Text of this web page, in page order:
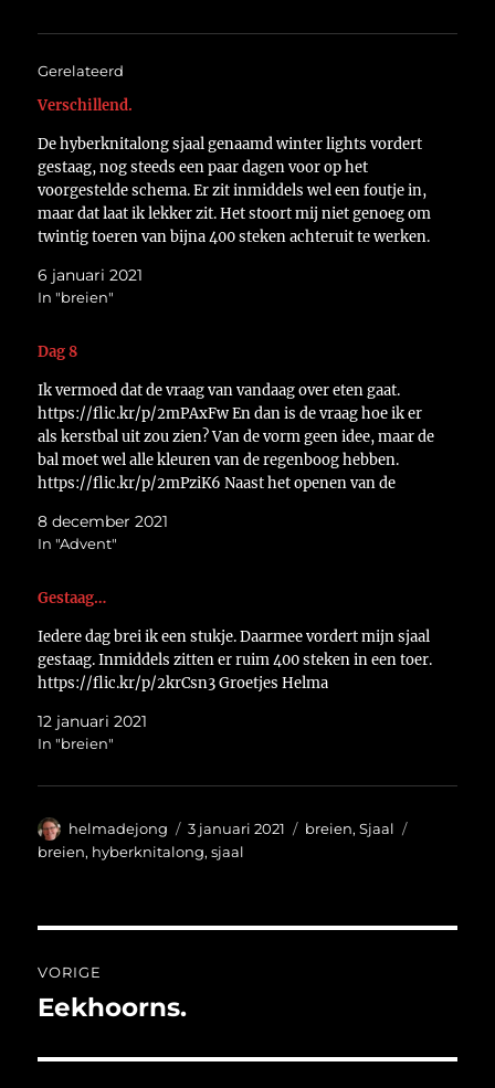
Gerelateerd
Verschillend.
De hyberknitalong sjaal genaamd winter lights vordert
gestaag, nog steeds een paar dagen voor op het
voorgestelde schema. Er zit inmiddels wel een foutje in,
maar dat laat ik lekker zit. Het stoort mij niet genoeg om
twintig toeren van bijna 400 steken achteruit te werken.
6 januari 2021
In "breien"
Dag 8
Ik vermoed dat de vraag van vandaag over eten gaat.
https://flic.kr/p/2mPAxFw En dan is de vraag hoe ik er
als kerstbal uit zou zien? Van de vorm geen idee, maar de
bal moet wel alle kleuren van de regenboog hebben.
https://flic.kr/p/2mPziK6 Naast het openen van de
8 december 2021
In "Advent"
Gestaag…
Iedere dag brei ik een stukje. Daarmee vordert mijn sjaal
gestaag. Inmiddels zitten er ruim 400 steken in een toer.
https://flic.kr/p/2krCsn3 Groetjes Helma
12 januari 2021
In "breien"
Auteur
helmadejong
Geplaatst
op
3 januari 2021 Categorieën
breien,Sjaal
breien, hyberknitalong,sjaal
navigatie
VORIGE
Vorig
Eekhoorns.